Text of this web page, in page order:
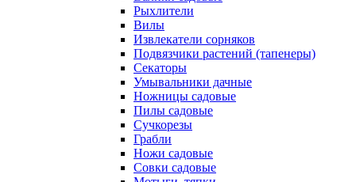
Рыхлители
Вилы
Извлекатели сорняков
Подвязчики растений (тапенеры)
Секаторы
Умывальники дачные
Ножницы садовые
Пилы садовые
Сучкорезы
Грабли
Ножи садовые
Совки садовые